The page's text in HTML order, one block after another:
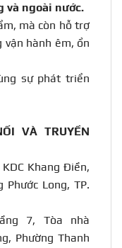
và ngoài nước.
mà còn hỗ trợ
vận hành êm, ổn
sự phát triển
VÀ TRUYỀN
Khang Điền,
Long, TP.
7, Tòa nhà
Phường Thanh